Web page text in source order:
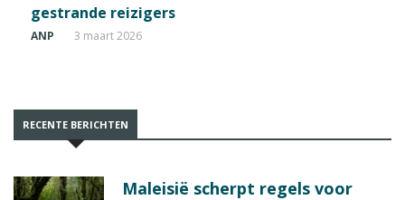
gestrande reizigers
ANP 3 maart 2026
RECENTE BERICHTEN
Maleisië scherpt regels voor